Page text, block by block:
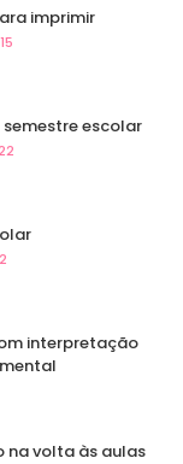
imprimir
escolar
interpretação
na volta às aulas